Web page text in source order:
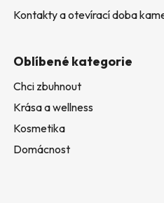
Kontakty a otevírací doba
Oblíbené kategorie
Chci zbuhnout
Krása a wellness
Kosmetika
Domácnost